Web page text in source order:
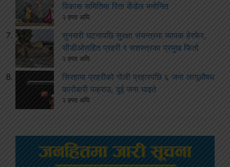
विकास समितिमा रिता कँडेल मनोनित
२ हप्ता अघि
सुनसरी घटनापछि सुरक्षा संयन्त्रमा व्यापक हेरफेर,
सीडीओसहित प्रहरी र सशस्त्रका प्रमुख फिर्ता
२ हप्ता अघि
सिरहामा प्रहरीको गोली प्रहारपछि ६ जना लागूऔषध
कारोबारी पक्राउ, दुई जना घाइते
२ हप्ता अघि